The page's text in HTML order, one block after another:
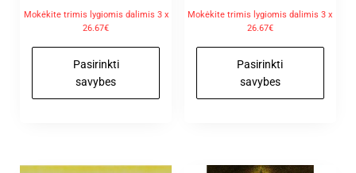
Mokėkite trimis lygiomis dalimis 3 x
26.67€
Pasirinkti
savybes
Mokėkite trimis lygiomis dalimis 3 x
26.67€
Pasirinkti
savybes